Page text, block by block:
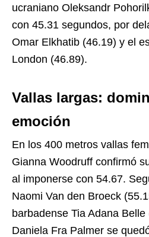
ucraniano Oleksandr
con 45.31 segundos, por
Omar Elkhatib (46.19) y el
London (46.89).
Vallas largas:
emoción
En los 400 metros vallas
Gianna Woodruff confirmó
al imponerse con 54.67.
Naomi Van den Broeck
barbadense Tia Adana
Daniela Fra Palmer se